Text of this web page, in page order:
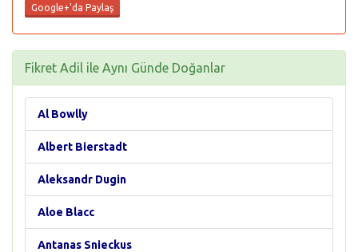
Google+'da Paylaş
Fikret Adil ile Aynı Günde Doğanlar
Al Bowlly
Albert Bierstadt
Aleksandr Dugin
Aloe Blacc
Antanas Snieckus